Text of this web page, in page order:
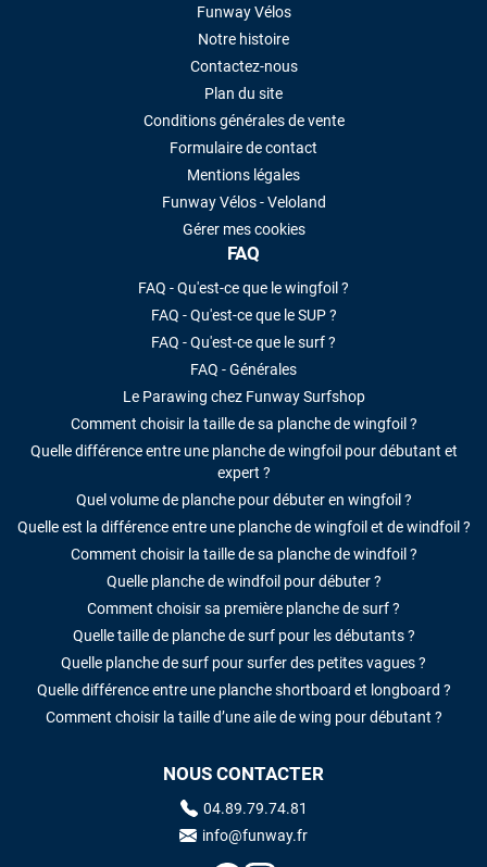
Funway Vélos
Notre histoire
Contactez-nous
Plan du site
Conditions générales de vente
Formulaire de contact
Mentions légales
Funway Vélos - Veloland
Gérer mes cookies
FAQ
FAQ - Qu'est-ce que le wingfoil ?
FAQ - Qu'est-ce que le SUP ?
FAQ - Qu'est-ce que le surf ?
FAQ - Générales
Le Parawing chez Funway Surfshop
Comment choisir la taille de sa planche de wingfoil ?
Quelle différence entre une planche de wingfoil pour débutant et
expert ?
Quel volume de planche pour débuter en wingfoil ?
Quelle est la différence entre une planche de wingfoil et de windfoil ?
Comment choisir la taille de sa planche de windfoil ?
Quelle planche de windfoil pour débuter ?
Comment choisir sa première planche de surf ?
Quelle taille de planche de surf pour les débutants ?
Quelle planche de surf pour surfer des petites vagues ?
Quelle différence entre une planche shortboard et longboard ?
Comment choisir la taille d’une aile de wing pour débutant ?
NOUS CONTACTER
04.89.79.74.81
info@funway.fr